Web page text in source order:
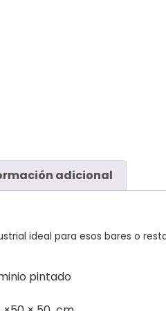
adicional
ideal para esos bares o
pintado